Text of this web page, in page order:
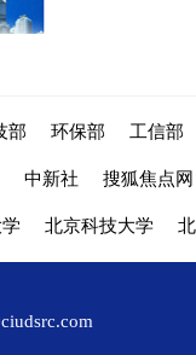
部 环保部 工信部
中新社 搜狐焦点网
北京科技大学